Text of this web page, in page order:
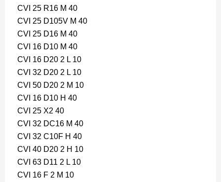
CVI 25 R16 M 40
CVI 25 D105V M 40
CVI 25 D16 M 40
CVI 16 D10 M 40
CVI 16 D20 2 L 10
CVI 32 D20 2 L 10
CVI 50 D20 2 M 10
CVI 16 D10 H 40
CVI 25 X2 40
CVI 32 DC16 M 40
CVI 32 C10F H 40
CVI 40 D20 2 H 10
CVI 63 D11 2 L 10
CVI 16 F 2 M 10